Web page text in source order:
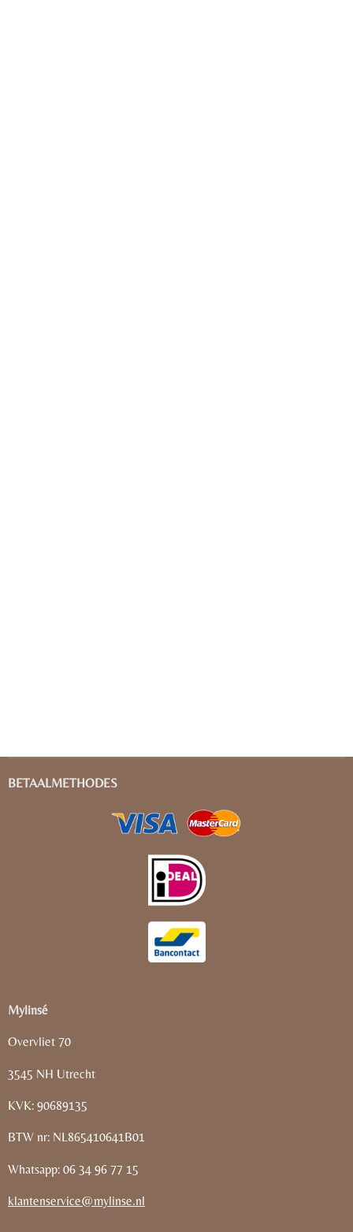
BETAALMETHODES
Mylinsé
Overvliet 70
3545 NH Utrecht
KVK: 90689135
BTW nr: NL865410641B01
Whatsapp: 06 34 96 77 15
klantenservice@mylinse.nl